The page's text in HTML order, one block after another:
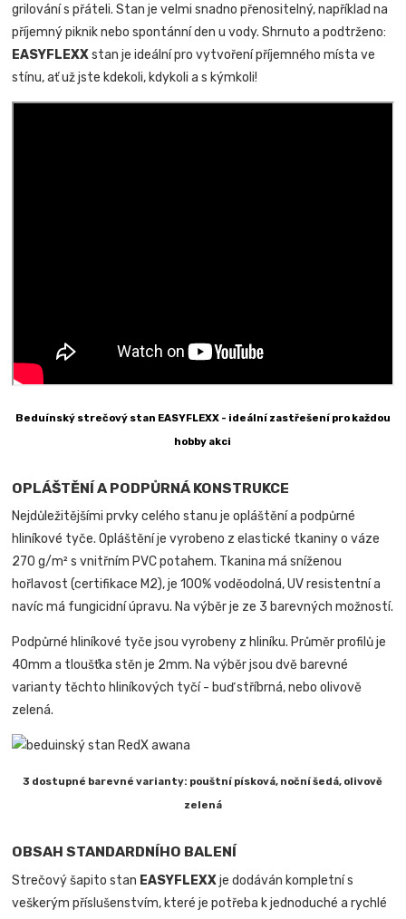
grilování s přáteli. Stan je velmi snadno přenositelný, například na
příjemný piknik nebo spontánní den u vody. Shrnuto a podtrženo:
EASYFLEXXstan je ideální pro vytvoření příjemného místa ve
stínu, ať už jste kdekoli, kdykoli a s kýmkoli!
Beduínský strečový stan EASYFLEXX - ideální zastřešení pro každou
hobby akci
OPLÁŠTĚNÍ A PODPŮRNÁ KONSTRUKCE
Nejdůležitějšími prvky celého stanu je opláštění a podpůrné
hliníkové tyče. Opláštění je vyrobeno z elastické tkaniny o váze
270 g/m² s vnitřním PVC potahem. Tkanina má sníženou
hořlavost (certifikace M2), je 100% voděodolná, UV resistentní a
navíc má fungicidní úpravu. Na výběr je ze 3 barevných možností.
Podpůrné hliníkové tyče jsou vyrobeny z hliníku. Průměr profilů je
40mm a tloušťka stěn je 2mm. Na výběr jsou dvě barevné
varianty těchto hliníkových tyčí - buď stříbrná, nebo olivově
zelená.
3 dostupné barevné varianty: pouštní písková, noční šedá, olivově
zelená
OBSAH STANDARDNÍHO BALENÍ
Strečový šapito stan EASYFLEXXje dodáván kompletní s
veškerým příslušenstvím, které je potřeba k jednoduché a rychlé